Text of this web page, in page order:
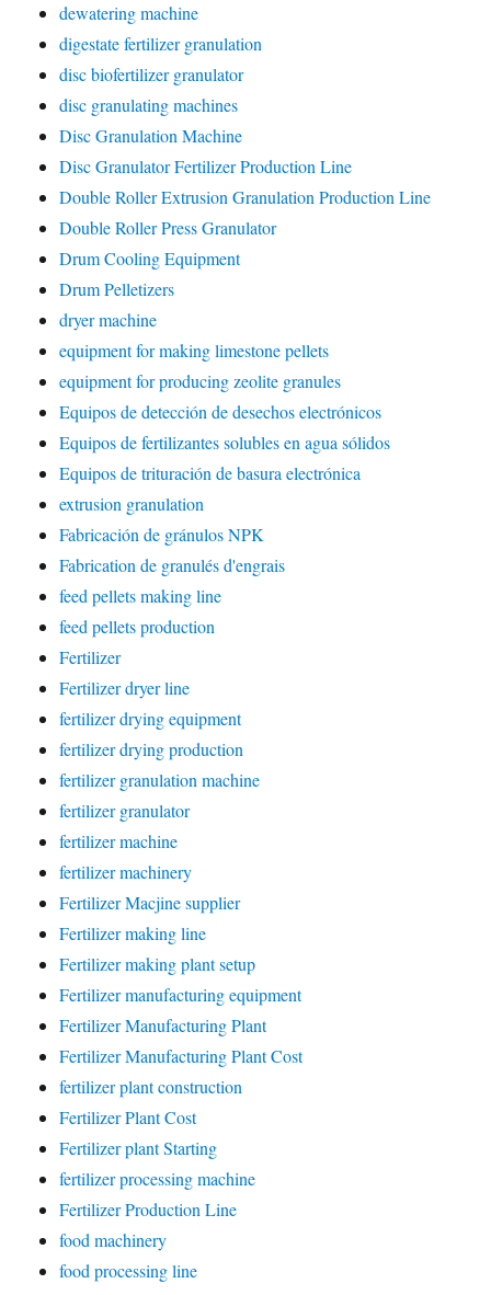
dewatering machine
digestate fertilizer granulation
disc biofertilizer granulator
disc granulating machines
Disc Granulation Machine
Disc Granulator Fertilizer Production Line
Double Roller Extrusion Granulation Production Line
Double Roller Press Granulator
Drum Cooling Equipment
Drum Pelletizers
dryer machine
equipment for making limestone pellets
equipment for producing zeolite granules
Equipos de detección de desechos electrónicos
Equipos de fertilizantes solubles en agua sólidos
Equipos de trituración de basura electrónica
extrusion granulation
Fabricación de gránulos NPK
Fabrication de granulés d'engrais
feed pellets making line
feed pellets production
Fertilizer
Fertilizer dryer line
fertilizer drying equipment
fertilizer drying production
fertilizer granulation machine
fertilizer granulator
fertilizer machine
fertilizer machinery
Fertilizer Macjine supplier
Fertilizer making line
Fertilizer making plant setup
Fertilizer manufacturing equipment
Fertilizer Manufacturing Plant
Fertilizer Manufacturing Plant Cost
fertilizer plant construction
Fertilizer Plant Cost
Fertilizer plant Starting
fertilizer processing machine
Fertilizer Production Line
food machinery
food processing line